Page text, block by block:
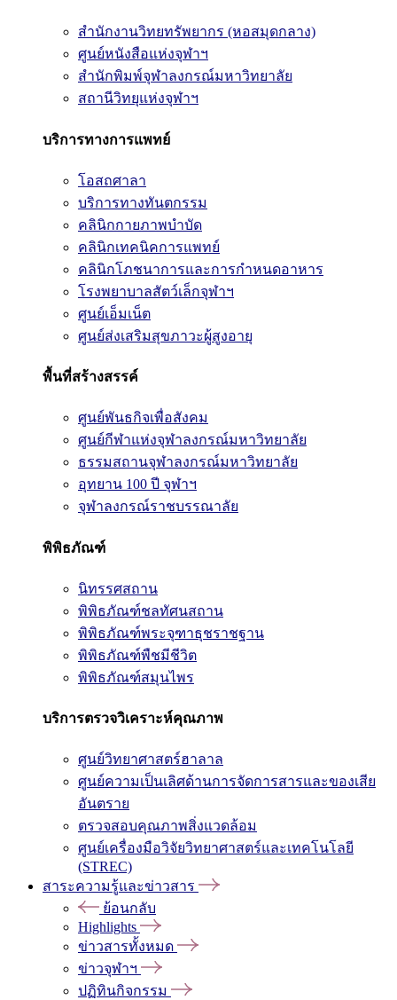
สำนักงานวิทยทรัพยากร (หอสมุดกลาง)
ศูนย์หนังสือแห่งจุฬาฯ
สำนักพิมพ์จุฬาลงกรณ์มหาวิทยาลัย
สถานีวิทยุแห่งจุฬาฯ
บริการทางการแพทย์
โอสถศาลา
บริการทางทันตกรรม
คลินิกกายภาพบำบัด
คลินิกเทคนิคการแพทย์
คลินิกโภชนาการและการกำหนดอาหาร
โรงพยาบาลสัตว์เล็กจุฬาฯ
ศูนย์เอ็มเน็ต
ศูนย์ส่งเสริมสุขภาวะผู้สูงอายุ
พื้นที่สร้างสรรค์
ศูนย์พันธกิจเพื่อสังคม
ศูนย์กีฬาแห่งจุฬาลงกรณ์มหาวิทยาลัย
ธรรมสถานจุฬาลงกรณ์มหาวิทยาลัย
อุทยาน 100 ปี จุฬาฯ
จุฬาลงกรณ์ราชบรรณาลัย
พิพิธภัณฑ์
นิทรรศสถาน
พิพิธภัณฑ์ชลทัศนสถาน
พิพิธภัณฑ์พระจุฑาธุชราชฐาน
พิพิธภัณฑ์พืชมีชีวิต
พิพิธภัณฑ์สมุนไพร
บริการตรวจวิเคราะห์คุณภาพ
ศูนย์วิทยาศาสตร์ฮาลาล
ศูนย์ความเป็นเลิศด้านการจัดการสารและของเสีย
อันตราย
ตรวจสอบคุณภาพสิ่งแวดล้อม
ศูนย์เครื่องมือวิจัยวิทยาศาสตร์และเทคโนโลยี
(STREC)
สาระความรู้และข่าวสาร
ย้อนกลับ
Highlights
ข่าวสารทั้งหมด
ข่าวจุฬาฯ
ปฏิทินกิจกรรม